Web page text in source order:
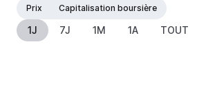
Prix
Capitalisation boursière
1J 7J 1M 1A TOUT